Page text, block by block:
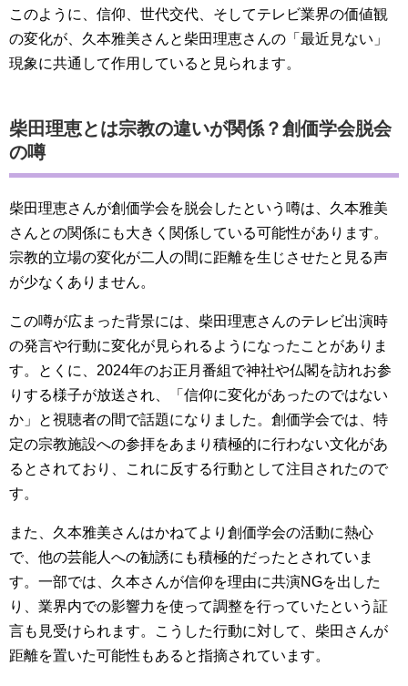
このように、信仰、世代交代、そしてテレビ業界の価値観
の変化が、久本雅美さんと柴田理恵さんの「最近見ない」
現象に共通して作用していると見られます。
柴田理恵とは宗教の違いが関係？創価学会脱会
の噂
柴田理恵さんが創価学会を脱会したという噂は、久本雅美
さんとの関係にも大きく関係している可能性があります。
宗教的立場の変化が二人の間に距離を生じさせたと見る声
が少なくありません。
この噂が広まった背景には、柴田理恵さんのテレビ出演時
の発言や行動に変化が見られるようになったことがありま
す。とくに、2024年のお正月番組で神社や仏閣を訪れお参
りする様子が放送され、「信仰に変化があったのではない
か」と視聴者の間で話題になりました。創価学会では、特
定の宗教施設への参拝をあまり積極的に行わない文化があ
るとされており、これに反する行動として注目されたので
す。
また、久本雅美さんはかねてより創価学会の活動に熱心
で、他の芸能人への勧誘にも積極的だったとされていま
す。一部では、久本さんが信仰を理由に共演NGを出した
り、業界内での影響力を使って調整を行っていたという証
言も見受けられます。こうした行動に対して、柴田さんが
距離を置いた可能性もあると指摘されています。